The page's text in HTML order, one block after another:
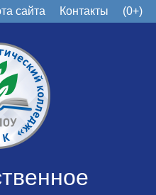
сайта Контакты (0+)